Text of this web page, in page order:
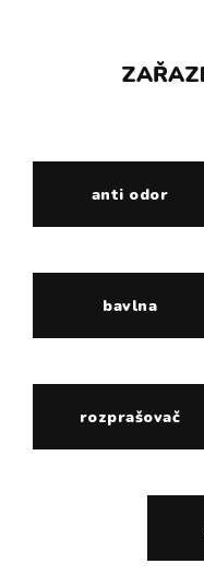
anti odor
bavlna
rozprašovač